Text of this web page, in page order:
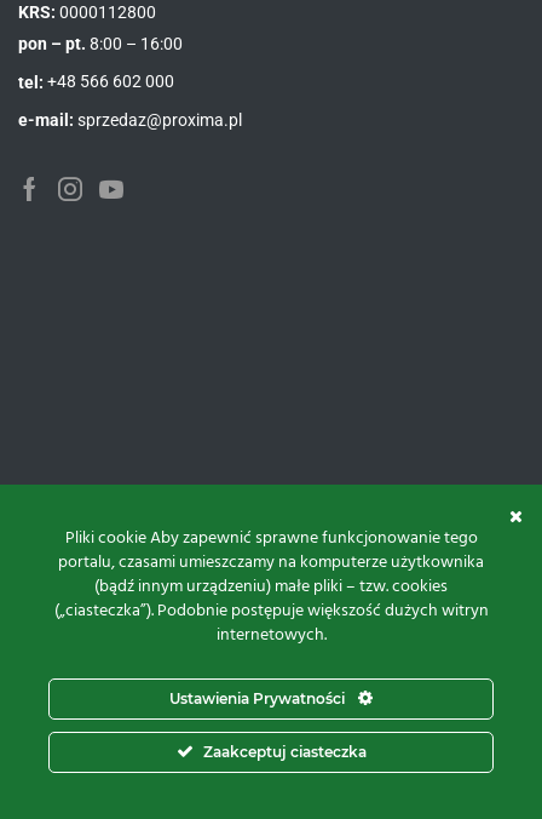
KRS: 0000112800
pon – pt. 8:00 – 16:00
tel: +48 566 602 000
e-mail: sprzedaz@proxima.pl
Projekt i realizacja:
© 2026 Proxima Electronics
Pliki cookie Aby zapewnić sprawne funkcjonowanie tego
portalu, czasami umieszczamy na komputerze użytkownika
(bądź innym urządzeniu) małe pliki – tzw. cookies
(„ciasteczka”). Podobnie postępuje większość dużych witryn
internetowych.
Zaakceptuj ciasteczka
Ustawienia Prywatności